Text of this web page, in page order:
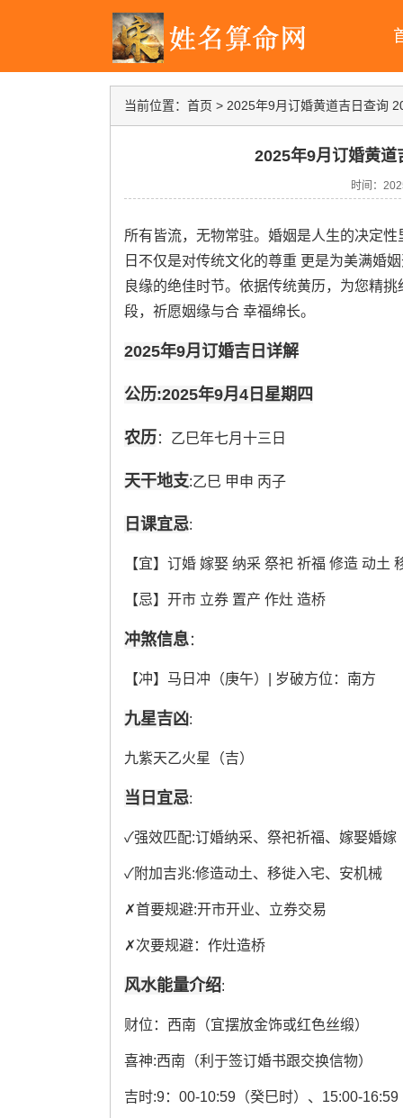
当前位置： 首页 > 2025年9月订婚黄道吉日查询
2025年9月订婚黄道
时间：
所有皆流，无物常驻。婚姻是人生的决定
日不仅是对传统文化的尊重 更是为美满婚
良缘的绝佳时节。依据传统黄历，为您精
段，祈愿姻缘与合 幸福绵长。
2025年9月订婚吉日详解
公历:2025年9月4日星期四
农历：乙巳年七月十三日
天干地支:乙巳 甲申 丙子
日课宜忌:
【宜】订婚 嫁娶 纳采 祭祀 祈福 修造 动土
【忌】开市 立券 置产 作灶 造桥
冲煞信息：
【冲】马日冲（庚午）| 岁破方位：南方
九星吉凶:
九紫天乙火星（吉）
当日宜忌:
✓强效匹配:订婚纳采、祭祀祈福、嫁娶婚嫁
✓附加吉兆:修造动土、移徙入宅、安机械
✗首要规避:开市开业、立券交易
✗次要规避：作灶造桥
风水能量介绍:
财位：西南（宜摆放金饰或红色丝缎）
喜神:西南（利于签订婚书跟交换信物）
吉时:9：00-10:59（癸巳时）、15:00-16:59